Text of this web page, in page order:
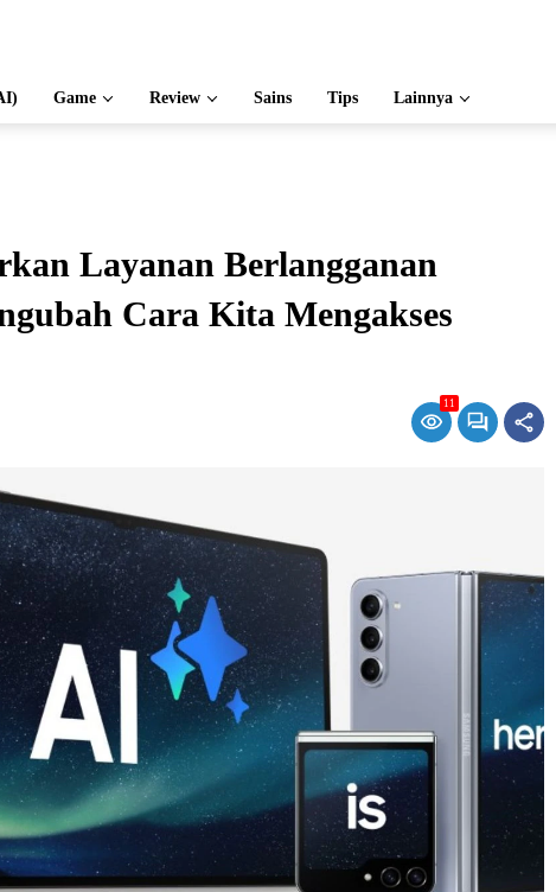
Game Review Sains Tips Lainnya
Layanan Berlangganan
Cara Kita Mengakses
11